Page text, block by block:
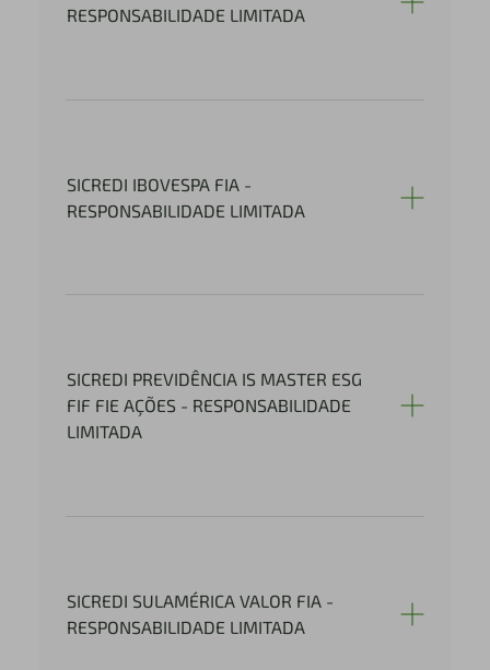
RESPONSABILIDADE LIMITADA
SICREDI IBOVESPA FIA -
RESPONSABILIDADE LIMITADA
SICREDI PREVIDÊNCIA IS MASTER ESG
FIF FIE AÇÕES - RESPONSABILIDADE
LIMITADA
SICREDI SULAMÉRICA VALOR FIA -
RESPONSABILIDADE LIMITADA